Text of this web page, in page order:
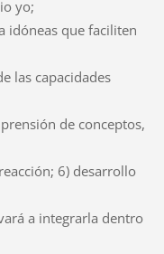
yo;
idóneas que faciliten
las capacidades
de conceptos,
6) desarrollo
a integrarla dentro